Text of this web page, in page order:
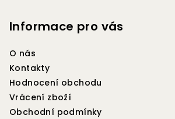
Informace pro vás
O nás
Kontakty
Hodnocení obchodu
Vrácení zboží
Obchodní podmínky